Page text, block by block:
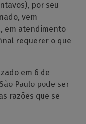
por seu
vem
em atendimento
requerer o que
em 6 de
Paulo pode ser
razões que se